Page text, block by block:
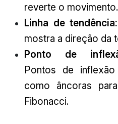
reverte o movimento.
Linha de tendência:
mostra a direção da
Ponto de
Pontos de
como âncoras
Fibonacci.